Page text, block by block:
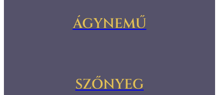
ÁGYNEMŰ
SZŐNYEG